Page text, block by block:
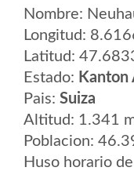
Nombre:
Longitud:
Latitud:
Estado: Kanton
Pais: Suiza
Altitud: 1.341
Poblacion:
Huso horario